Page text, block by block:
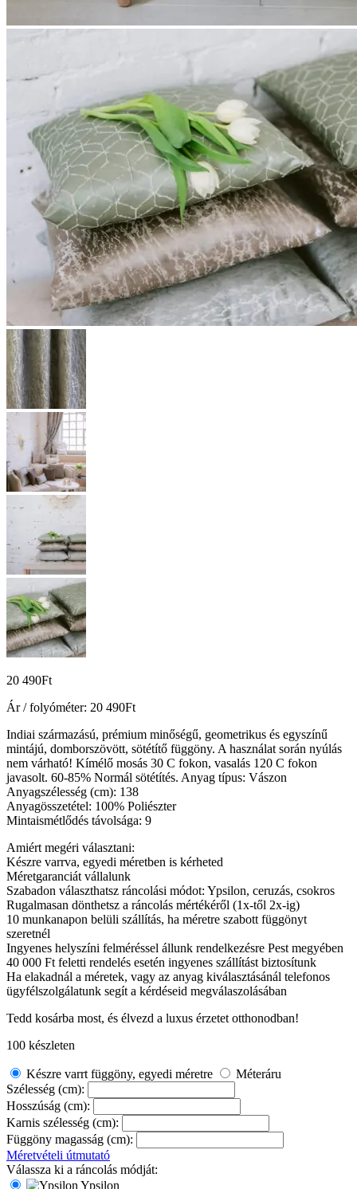
20 490Ft
Ár / folyóméter: 20 490Ft
Indiai származású, prémium minőségű, geometrikus és egyszínű
mintájú, domborszövött, sötétítő függöny. A használat során nyúlás
nem várható! Kímélő mosás 30 C fokon, vasalás 120 C fokon
javasolt. 60-85% Normál sötétítés. Anyag típus: Vászon
Anyagszélesség (cm): 138
Anyagösszetétel: 100% Poliészter
Mintaismétlődés távolsága: 9
Amiért megéri választani:
Készre varrva, egyedi méretben is kérheted
Méretgaranciát vállalunk
Szabadon választhatsz ráncolási módot: Ypsilon, ceruzás, csokros
Rugalmasan dönthetsz a ráncolás mértékéről (1x-től 2x-ig)
10 munkanapon belüli szállítás, ha méretre szabott függönyt
szeretnél
Ingyenes helyszíni felméréssel állunk rendelkezésre Pest megyében
40 000 Ft feletti rendelés esetén ingyenes szállítást biztosítunk
Ha elakadnál a méretek, vagy az anyag kiválasztásánál telefonos
ügyfélszolgálatunk segít a kérdéseid megválaszolásában
Tedd kosárba most, és élvezd a luxus érzetet otthonodban!
100 készleten
Készre varrt függöny, egyedi méretre
Méteráru
Szélesség (cm):
Hosszúság (cm):
Karnis szélesség (cm):
Függöny magasság (cm):
Méretvételi útmutató
Válassza ki a ráncolás módját:
Ypsilon